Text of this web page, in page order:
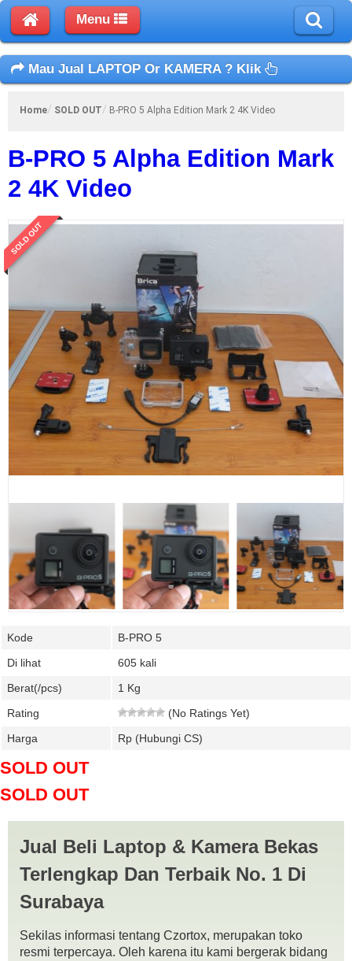
Menu
Mau Jual LAPTOP Or KAMERA ? Klik
Home SOLD OUT B-PRO 5 Alpha Edition Mark 2 4K Video
B-PRO 5 Alpha Edition Mark
2 4K Video
SOLD OUT
Kode
B-PRO 5
Di lihat
605 kali
Berat(/pcs)
1 Kg
Rating
(No Ratings Yet)
Harga
Rp (Hubungi CS)
SOLD OUT
SOLD OUT
Jual Beli Laptop & Kamera Bekas
Terlengkap Dan Terbaik No. 1 Di
Surabaya
Sekilas informasi tentang Czortox, merupakan toko
resmi terpercaya. Oleh karena itu kami bergerak bidang